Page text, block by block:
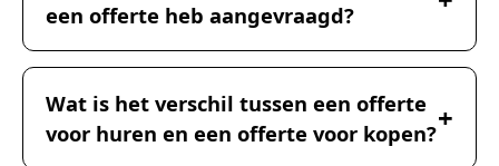
een offerte heb aangevraagd?
Wat is het verschil tussen een offerte
voor huren en een offerte voor kopen?